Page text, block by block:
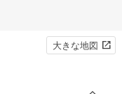
大きな地図